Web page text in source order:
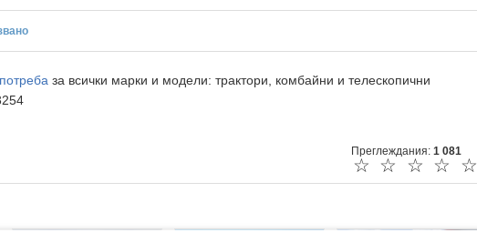
за всички марки и модели: трактори, комбайни и телескопични
Преглеждания: 1 081
☆
☆
☆
☆
☆